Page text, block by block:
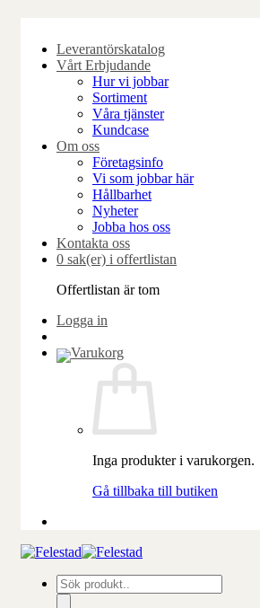
content
Leverantörskatalog
Vårt Erbjudande
Hur vi jobbar
Sortiment
Våra tjänster
Kundcase
Om oss
Företagsinfo
Vi som jobbar här
Hållbarhet
Nyheter
Jobba hos oss
Kontakta oss
0 sak(er) i offertlistan
Offertlistan är tom
Logga in
Inga produkter i varukorgen.
Gå tillbaka till butiken
Produktsökning